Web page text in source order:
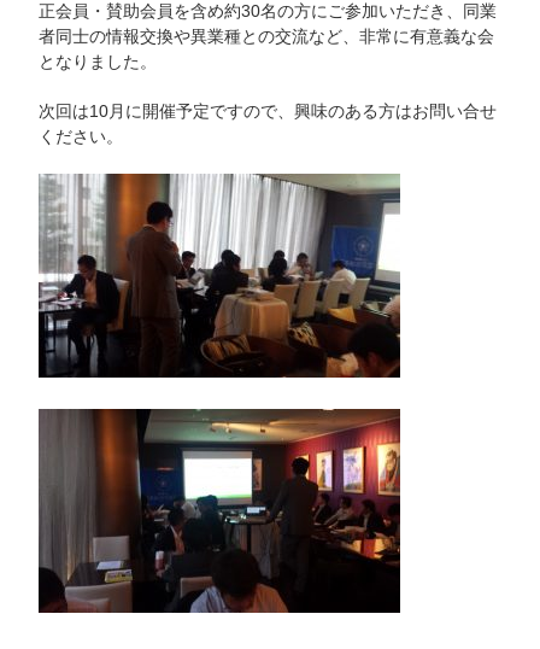
正会員・賛助会員を含め約30名の方にご参加いただき、同業
者同士の情報交換や異業種との交流など、非常に有意義な会
となりました。
次回は10月に開催予定ですので、興味のある方はお問い合せ
ください。